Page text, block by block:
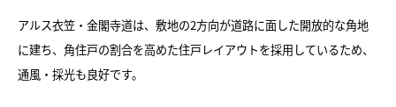
アルス衣笠・金閣寺道は、敷地の2方向が道路に面した開放的な角地
に建ち、角住戸の割合を高めた住戸レイアウトを採用しているため、
通風・採光も良好です。